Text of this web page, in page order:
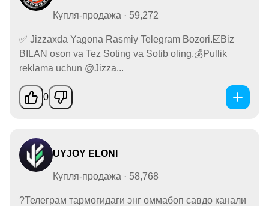
Купля-продажа · 59,272
✅ Jizzaxda Yagona Rasmiy Telegram Bozori.☑️Biz
BILAN oson va Tez Soting va Sotib oling.💰Pullik
reklama uchun @Jizza...
0
UYJOY ELONI
Купля-продажа · 58,768
?Телеграм тармоғидаги энг оммабоп савдо канали